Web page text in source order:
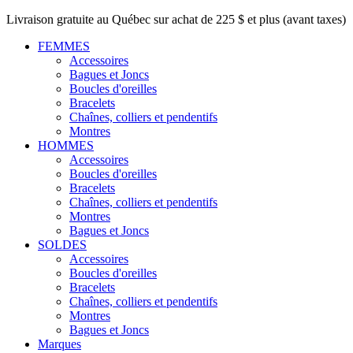
Livraison gratuite au Québec sur achat de 225 $ et plus (avant taxes)
FEMMES
Accessoires
Bagues et Joncs
Boucles d'oreilles
Bracelets
Chaînes, colliers et pendentifs
Montres
HOMMES
Accessoires
Boucles d'oreilles
Bracelets
Chaînes, colliers et pendentifs
Montres
Bagues et Joncs
SOLDES
Accessoires
Boucles d'oreilles
Bracelets
Chaînes, colliers et pendentifs
Montres
Bagues et Joncs
Marques